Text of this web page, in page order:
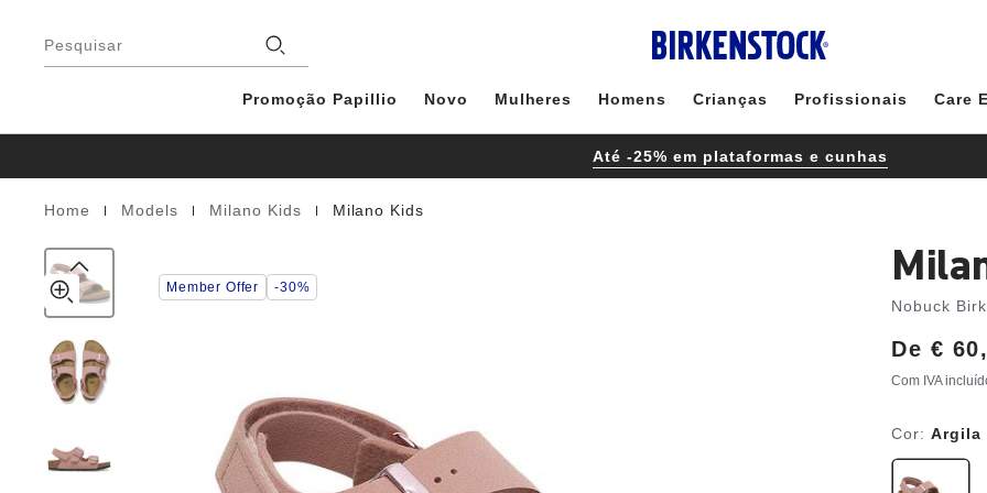
Pesquisar
Promoção Papillio Novo Mulheres Homens Crianças Profissionais Care
Até -25% em plataformas e cunhas
Homepage
Home Models Milano Kids Milano Kids
Birko-
Member Offer -30%
Nobuck
De
Price:
€
Com IVA
Cor:Argila
product